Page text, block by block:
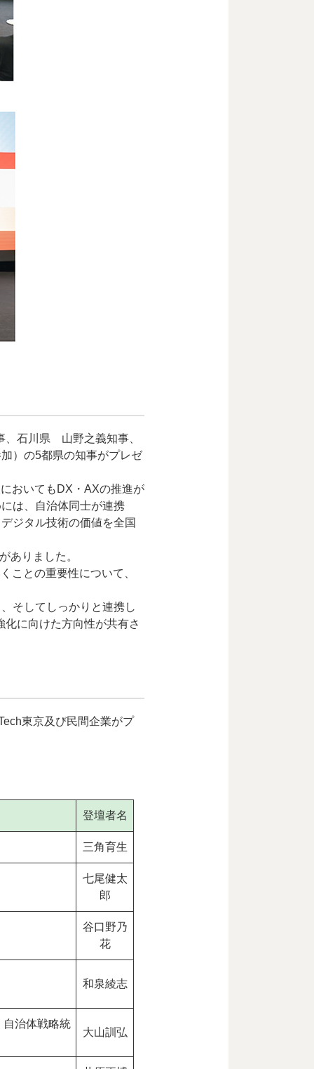
、石川県 山野之義知事、
）の5都県の知事がプレゼ
おいてもDX・AXの推進が
は、自治体同士が連携
ジタル技術の価値を全国
ありました。
ことの重要性について、
そしてしっかりと連携し
に向けた方向性が共有さ
東京及び民間企業がプ
登壇者名
三角育生
七尾健太
郎
谷口野乃
花
和泉綾志
自治体戦略統
大山訓弘